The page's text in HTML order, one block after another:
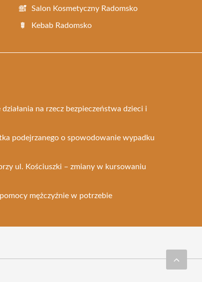
Salon Kosmetyczny Radomsko
Kebab Radomsko
na rzecz bezpieczeństwa dzieci i
podejrzanego o spowodowanie wypadku
ul. Kościuszki – zmiany w kursowaniu
mężczyźnie w potrzebie